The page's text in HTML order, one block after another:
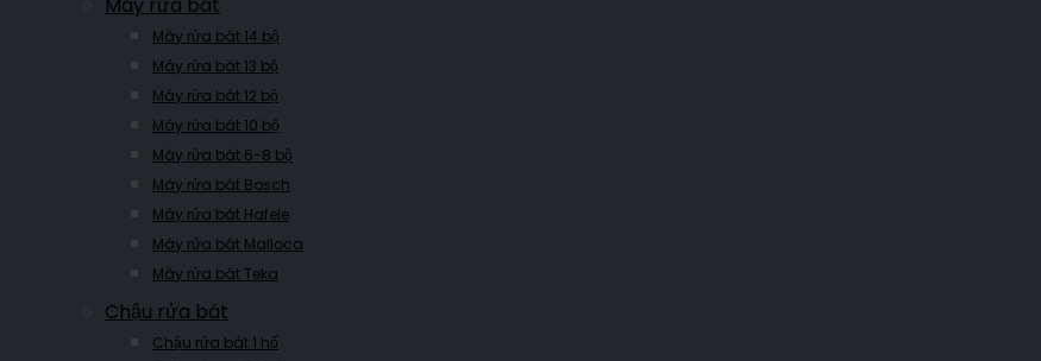
Máy rửa bát 14 bộ
Máy rửa bát 13 bộ
Máy rửa bát 12 bộ
Máy rửa bát 10 bộ
Máy rửa bát 6-8 bộ
Máy rửa bát Bosch
Máy rửa bát Hafele
Máy rửa bát Malloca
Máy rửa bát Teka
Chậu rửa bát
Chậu rửa bát 1 hố